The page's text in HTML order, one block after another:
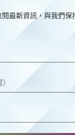
最新資訊，與我們保